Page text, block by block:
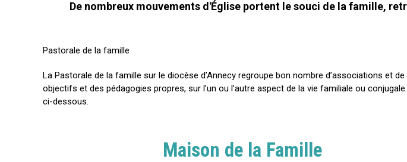
De nombreux mouvements d'Église portent le souci de la famille,
Pastorale de la famille
La Pastorale de la famille sur le diocèse d’Annecy regroupe bon nombre d’associations et
objectifs et des pédagogies propres, sur l’un ou l’autre aspect de la vie familiale ou
ci-dessous.
Maison de la Famille